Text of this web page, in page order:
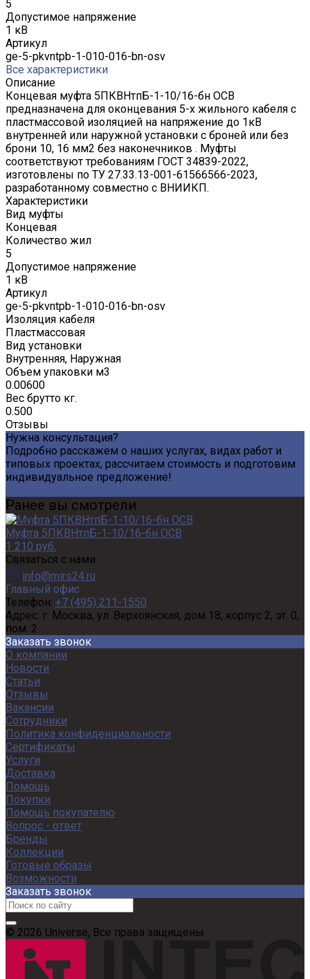
5
Допустимое напряжение
1 кВ
Артикул
ge-5-pkvntpb-1-010-016-bn-osv
Все характеристики
Описание
Концевая муфта 5ПКВНтпБ-1-10/16-бн ОСВ
предназначена для оконцевания 5-х жильного кабеля с
пластмассовой изоляцией на напряжение до 1кВ
внутренней или наружной установки с броней или без
брони 10, 16 мм2 без наконечников . Муфты
соответствуют требованиям ГОСТ 34839-2022,
изготовлены по ТУ 27.33.13-001-61566566-2023,
разработанному совместно с ВНИИКП.
Характеристики
Вид муфты
Концевая
Количество жил
5
Допустимое напряжение
1 кВ
Артикул
ge-5-pkvntpb-1-010-016-bn-osv
Изоляция кабеля
Пластмассовая
Вид установки
Внутренняя, Наружная
Объем упаковки м3
0.00600
Вес брутто кг.
0.500
Отзывы
Нужна консультация?
Подробно расскажем о наших услугах, видах работ и
типовых проектах, рассчитаем стоимость и подготовим
индивидуальное предложение!
Ранее вы смотрели
Муфта 5ПКВНтпБ-1-10/16-бн ОСВ
1 210 руб.
Связаться с нами
info@mirs24.ru
Главный офис
Телефон: +7 (495) 211-1550
Адрес: г. Москва, ул. Верхоянская, дом 18, корпус 2, эт. 0,
пом. 2
Заказать звонок
О компании
Новости
Статьи
Отзывы
Вакансии
Сотрудники
Политика конфиденциальности
Сертификаты
Услуги
Доставка
Помощь
Покупки
Помощь покупателю
Вопрос - ответ
Бренды
Коллекции
Готовые образы
Возможности
Заказать звонок
© 2026 Universe, Все права защищены